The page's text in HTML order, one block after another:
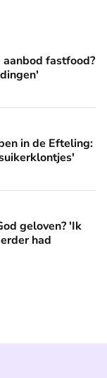
'Je hebt recht
aanbod fastfood?
'Een beker
in de Efteling:
voelde iets wat
geloven? 'Ik
had